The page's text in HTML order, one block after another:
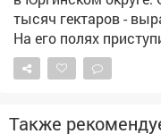
Прокуратура
контролируется
тысяч гектаров -
На его полях
обращался к
выделить региону
поддержали, первые
Также